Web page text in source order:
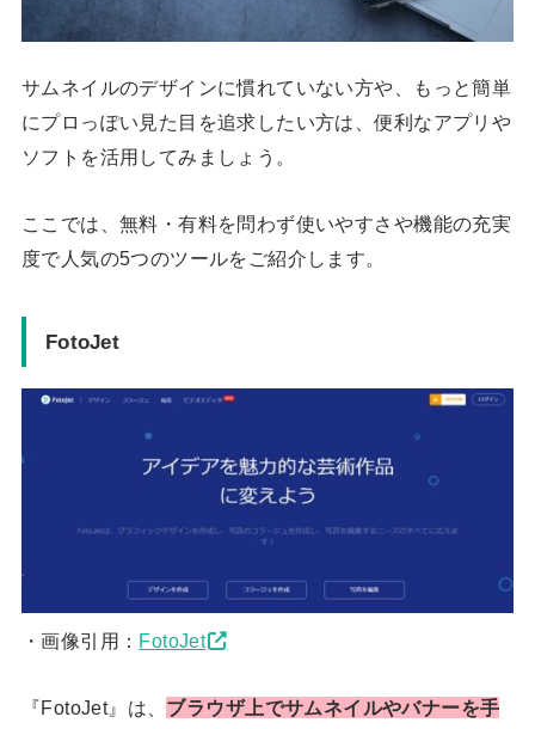
サムネイルのデザインに慣れていない方や、もっと簡単
にプロっぽい見た目を追求したい方は、便利なアプリや
ソフトを活用してみましょう。
ここでは、無料・有料を問わず使いやすさや機能の充実
度で人気の5つのツールをご紹介します。
FotoJet
・画像引用： FotoJet
『FotoJet』は、 ブラウザ上でサムネイルやバナーを手